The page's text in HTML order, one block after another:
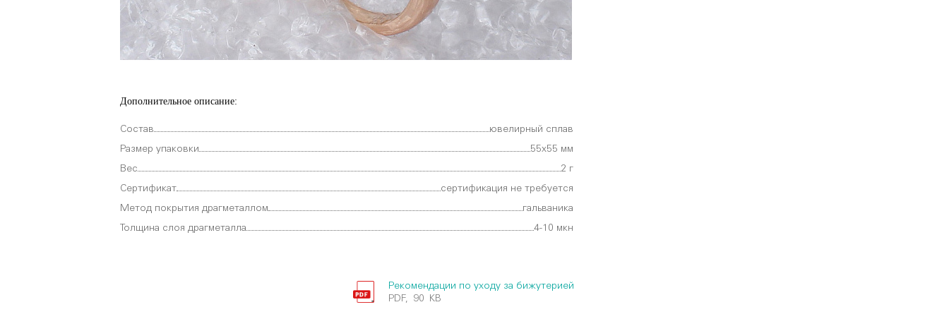
Дополнительное описание:
Состав ювелирный сплав
Размер упаковки 55х55 мм
Вес 2 г
Сертификат сертификация не требуется
Метод покрытия драгметаллом гальваника
Толщина слоя драгметалла 4-10 мкн
Рекомендации по уходу за бижутерией
PDF, 90 KB